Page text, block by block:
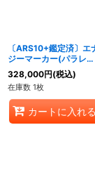
〔ARS10+鑑定済〕エ
ジーマーカー(パラレ
ル/41巻表紙)【☆】{E-
89}
328,000円(税込)
在庫数 1枚
カートに入れ